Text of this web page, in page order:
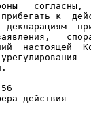
согласны,
к
настоящей
56
действия